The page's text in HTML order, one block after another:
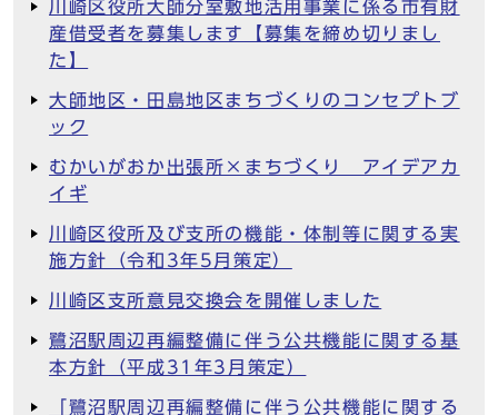
川崎区役所大師分室敷地活用事業に係る市有財
産借受者を募集します【募集を締め切りまし
た】
大師地区・田島地区まちづくりのコンセプトブ
ック
むかいがおか出張所×まちづくり アイデアカ
イギ
川崎区役所及び支所の機能・体制等に関する実
施方針（令和3年5月策定）
川崎区支所意見交換会を開催しました
鷺沼駅周辺再編整備に伴う公共機能に関する基
本方針（平成31年3月策定）
「鷺沼駅周辺再編整備に伴う公共機能に関する